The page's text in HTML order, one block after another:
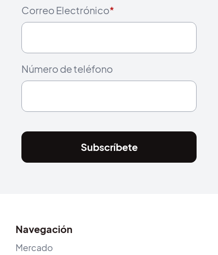
Correo Electrónico*
Número de teléfono
Subscríbete
Navegación
Mercado